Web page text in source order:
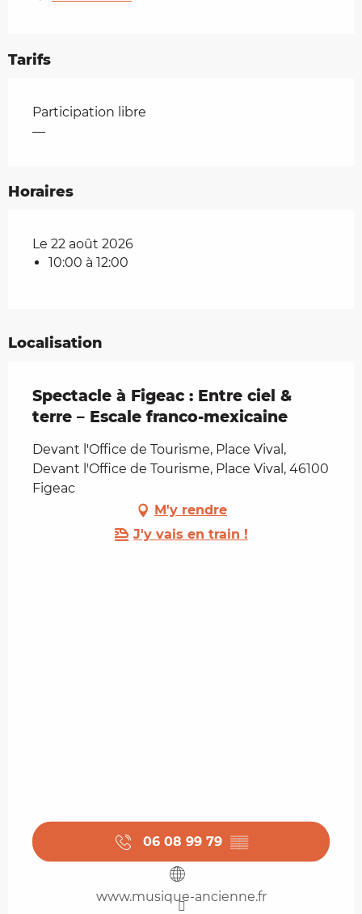
Tarifs
Tarifs 2026
Participation libre
—
Horaires
Le 22 août 2026
10:00 à 12:00
Localisation
Spectacle à Figeac : Entre ciel &
terre – Escale franco-mexicaine
Devant l'Office de Tourisme, Place Vival,
Devant l'Office de Tourisme, Place Vival, 46100
Figeac
M'y rendre
J'y vais en train !
06 08 99 79 ▒▒
www.musique-ancienne.fr